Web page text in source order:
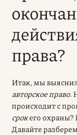
права?
Итак, мы
авторское право.
происходит с
срокего охраны?
Давайте